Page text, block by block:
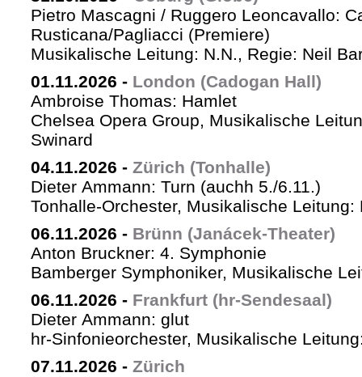
Pietro Mascagni / Ruggero Leoncavallo:
Rusticana/Pagliacci (Premiere)
Musikalische Leitung: N.N., Regie: Neil
01.11.2026 - London (Cadogan Hall)
Ambroise Thomas: Hamlet
Chelsea Opera Group, Musikalische
Swinard
04.11.2026 - Zürich (Tonhalle)
Dieter Ammann: Turn (auchh 5./6.11.)
Tonhalle-Orchester, Musikalische Leitung:
06.11.2026 - Brünn (Janácek-Theater)
Anton Bruckner: 4. Symphonie
Bamberger Symphoniker, Musikalische
06.11.2026 - Frankfurt (hr-Sendesaal)
Dieter Ammann: glut
hr-Sinfonieorchester, Musikalische
07.11.2026 - Zürich